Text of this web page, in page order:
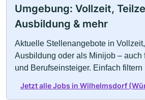
Umgebung: Vollzeit,
Ausbildung & mehr
Aktuelle Stellenangebote in
Ausbildung oder als Minijob – auch
und Berufseinsteiger. Einfach
Jetzt alle Jobs in Wilhelmsdorf